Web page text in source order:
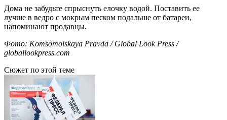
Дома не забудьте спрыснуть елочку водой. Поставить ее
лучше в ведро с мокрым песком подальше от батареи,
напоминают продавцы.
Фото: Komsomolskaya Pravda / Global Look Press /
globallookpress.com
Сюжет по этой теме